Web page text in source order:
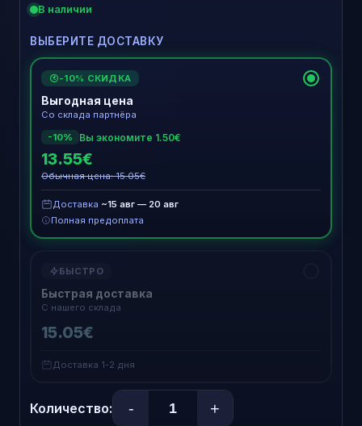
В наличии
ВЫБЕРИТЕ ДОСТАВКУ
€ -10% СКИДКА
Выгодная цена
Со склада партнёра
-10%
Вы экономите 1.50€
13.55€
Обычная цена: 15.05€
Доставка ~15 авг — 20 авг
Полная предоплата
БЫСТРО
Быстрая доставка
С нашего склада
15.05€
Доставка 1-2 дня
Количество: - +